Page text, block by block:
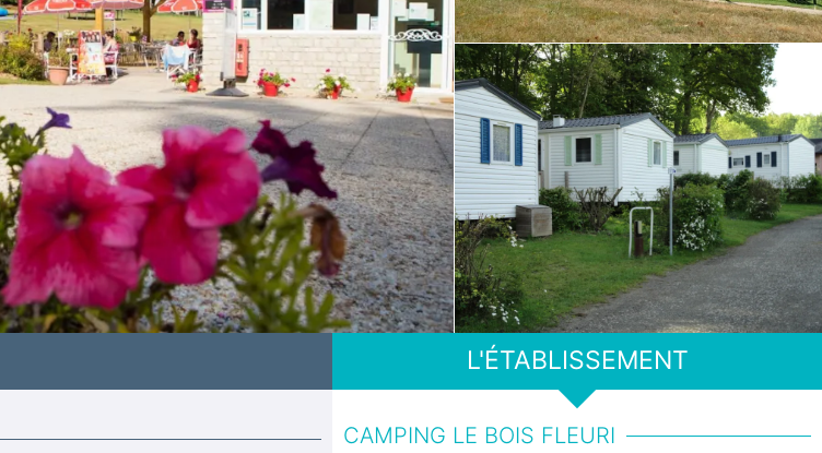
L'ÉTABLISSEMENT
CAMPING LE BOIS FLEURI